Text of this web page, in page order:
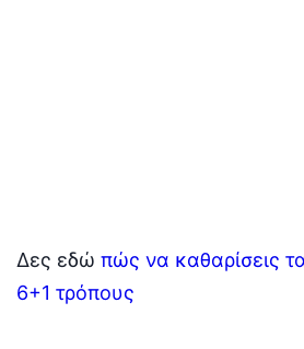
Δες εδώ πώς να καθαρίσεις
6+1 τρόπους